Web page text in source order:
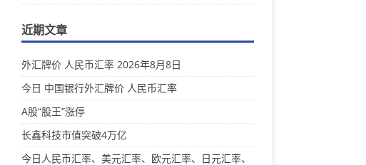
近期文章
外汇牌价 人民币汇率 2026年8月8日
今日 中国银行外汇牌价 人民币汇率
A股“股王”涨停
长鑫科技市值突破4万亿
今日人民币汇率、美元汇率、欧元汇率、日元汇率、